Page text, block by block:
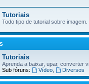
Tutoriais
Todo tipo de tutorial sobre imagem.
Tutoriais
Aprenda a baixar, upar, converter
Sub fóruns:
Vídeo, Diversos